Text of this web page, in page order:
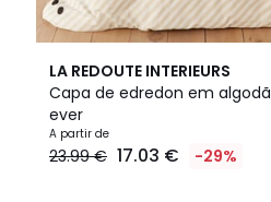
LA REDOUTE INTERIEURS
Capa de edredon em
ever
Preço
a
A partir de
23.99 € 17.03 € -29%
4,6
/ 5